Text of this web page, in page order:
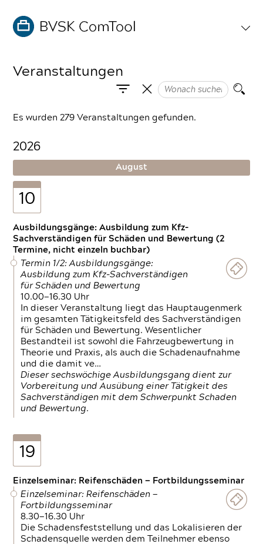
Veranstaltungen
Es wurden 279 Veranstaltungen gefunden.
2026
August
10
Ausbildungsgänge: Ausbildung zum Kfz-
Sachverständigen für Schäden und Bewertung (2
Termine, nicht einzeln buchbar)
Termin 1/2: Ausbildungsgänge:
Ausbildung zum Kfz-Sachverständigen
für Schäden und Bewertung
10.00—16.30 Uhr
In dieser Veranstaltung liegt das Hauptaugenmerk
im gesamten Tätigkeitsfeld des Sachverständigen
für Schäden und Bewertung. Wesentlicher
Bestandteil ist sowohl die Fahrzeugbewertung in
Theorie und Praxis, als auch die Schadenaufnahme
und die damit ve…
Dieser sechswöchige Ausbildungsgang dient zur
Vorbereitung und Ausübung einer Tätigkeit des
Sachverständigen mit dem Schwerpunkt Schaden
und Bewertung.
19
Einzelseminar: Reifenschäden — Fortbildungsseminar
Einzelseminar: Reifenschäden —
Fortbildungsseminar
8.30—16.30 Uhr
Die Schadensfeststellung und das Lokalisieren der
Schadensquelle werden dem Teilnehmer ebenso